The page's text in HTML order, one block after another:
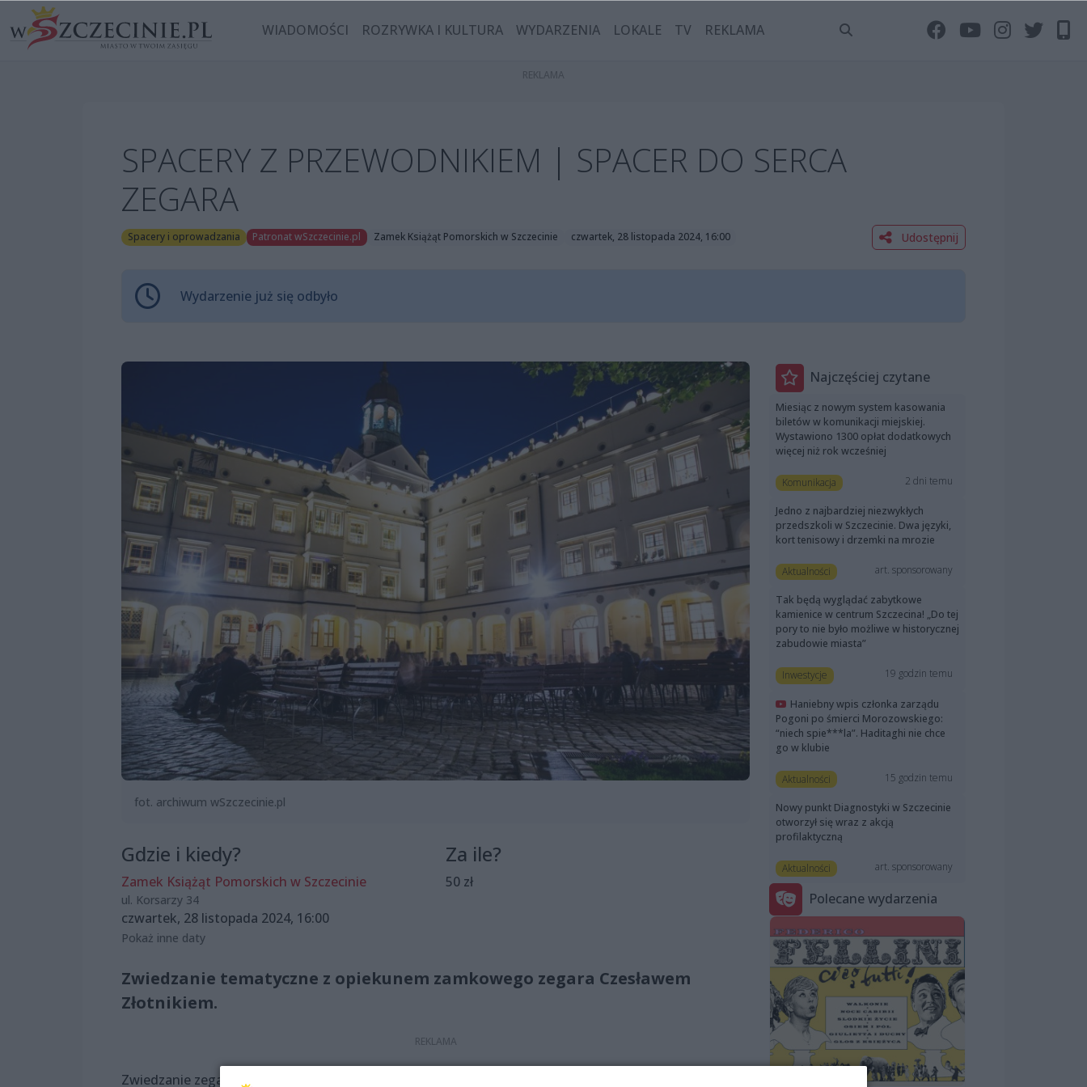
WIADOMOŚCI ROZRYWKA I KULTURA WYDARZENIA LOKALE TV REKLAMA
SPACERY Z PRZEWODNIKIEM | SPACER DO SERCA
ZEGARA
Spacery i oprowadzania Patronat wSzczecinie.pl Zamek Książąt Pomorskich w Szczecinie czwartek, 28 listopada 2024, 16:00 Udostępnij
Wydarzenie już się odbyło
fot. archiwum wSzczecinie.pl
Gdzie i kiedy?
Zamek Książąt Pomorskich w Szczecinie
ul. Korsarzy 34
czwartek, 28 listopada 2024, 16:00
Za ile?
50 zł
Pokaż inne daty
Zwiedzanie tematyczne z opiekunem zamkowego zegara Czesławem
Złotnikiem.
Zwiedzanie zegara to okazja, aby z bliska przyjrzeć się działaniu jego mechanizmów. O budowie, jego
Najczęściej czytane
Miesiąc z nowym system kasowania
biletów w komunikacji miejskiej.
Wystawiono 1300 opłat dodatkowych
więcej niż rok wcześniej
Komunikacja 2 dni temu
Jedno z najbardziej niezwykłych
przedszkoli w Szczecinie. Dwa języki,
kort tenisowy i drzemki na mrozie
Aktualności art. sponsorowany
Tak będą wyglądać zabytkowe
kamienice w centrum Szczecina! „Do tej
pory to nie było możliwe w historycznej
zabudowie miasta”
Inwestycje 19 godzin temu
Haniebny wpis członka zarządu
Pogoni po śmierci Morozowskiego:
“niech spie***la”. Haditaghi nie chce
go w klubie
Aktualności 15 godzin temu
Nowy punkt Diagnostyki w Szczecinie
otworzył się wraz z akcją
profilaktyczną
Aktualności art. sponsorowany
Polecane wydarzenia